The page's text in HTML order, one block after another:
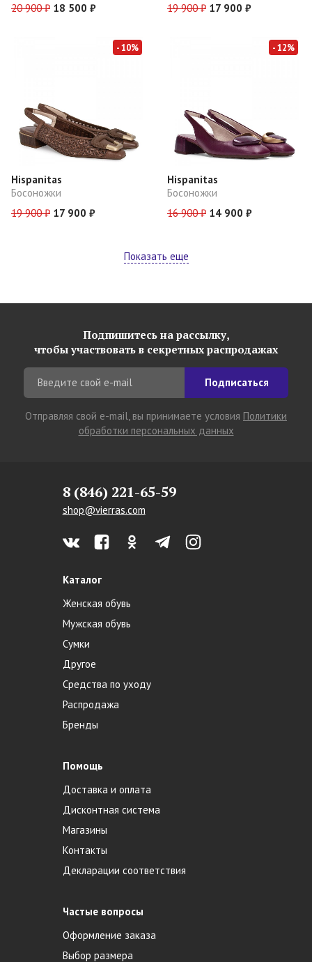
20 900 ₽ 18 500 ₽
19 900 ₽ 17 900 ₽
- 10%
Hispanitas
Босоножки
19 900 ₽ 17 900 ₽
- 12%
Hispanitas
Босоножки
16 900 ₽ 14 900 ₽
Показать еще
Подпишитесь на рассылку,
чтобы участвовать в секретных распродажах
Подписаться
Отправляя свой e-mail, вы принимаете условия Политики
обработки персональных данных
8 (846) 221-65-59
shop@vierras.com
Каталог
Женская обувь
Мужская обувь
Сумки
Другое
Средства по уходу
Распродажа
Бренды
Помощь
Доставка и оплата
Дисконтная система
Магазины
Контакты
Декларации соответствия
Частые вопросы
Оформление заказа
Выбор размера